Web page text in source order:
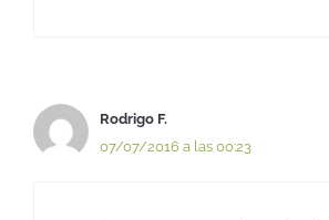
Rodrigo F.
07/07/2016 a las 00:23